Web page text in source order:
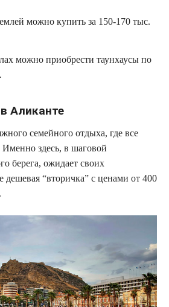
можно купить за 150-170 тыс.
можно приобрести таунхаусы по
Аликанте
семейного отдыха, где все
здесь, в шаговой
берега, ожидает своих
дешевая “вторичка” с ценами от 400